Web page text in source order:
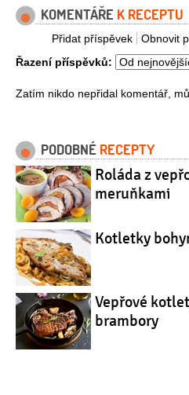
KOMENTÁŘE K RECEPTU
Obnovit
Přidat příspěvek
Řazení příspěvků:
Zatím nikdo nepřidal komentář,
PODOBNÉ RECEPTY
Roláda z
meruňkami
Kotletky
Vepřové
brambory